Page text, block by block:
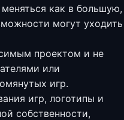
как в большую,
могут уходить
проектом и не
или
игр.
игр, логотипы и
собственности,